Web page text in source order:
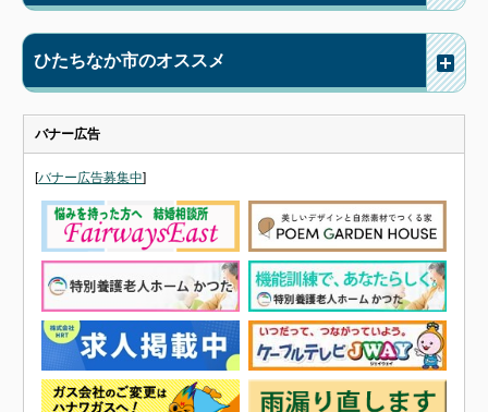
ひたちなか市のオススメ
バナー広告
[バナー広告募集中]